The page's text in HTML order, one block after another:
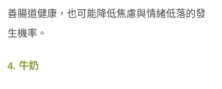
善腸道健康，也可能降低焦慮與情緒低落的發
生機率。
4. 牛奶